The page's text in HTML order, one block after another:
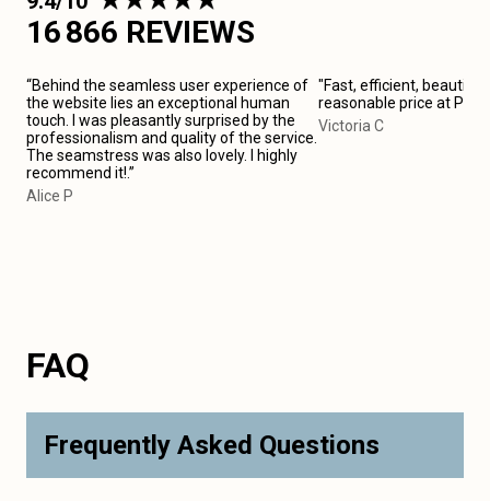
16 866 REVIEWS
“Behind the seamless user experience of
the website lies an exceptional human
touch. I was pleasantly surprised by the
professionalism and quality of the service.
The seamstress was also lovely. I highly
recommend it!.”
Alice P
"Fast, efficient, beautiful
reasonable price at
Victoria C
FAQ
Frequently Asked Questions